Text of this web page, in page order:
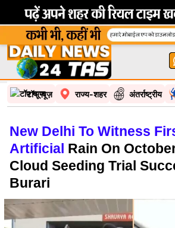
टॉप न्यूज़ राज्य-शहर अंतर्राष्ट्रीय
New Delhi To Witness
Artificial Rain On
Cloud Seeding Trial
Burari